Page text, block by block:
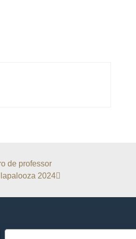
de professor
2024